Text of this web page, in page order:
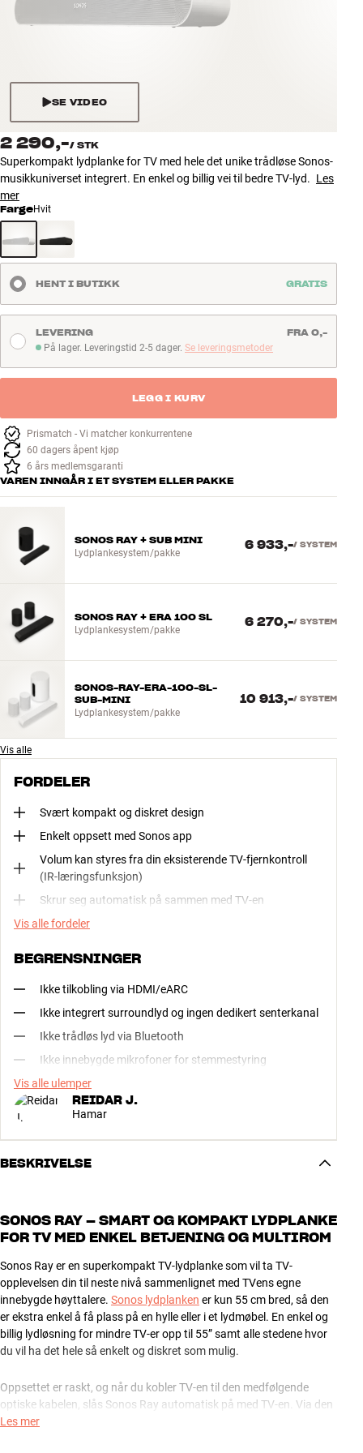
MERKER
NYHETER
TILBUD
Finn Butikk
Kundeservice
Logg inn
Bygg med lyd
SE VIDEO
2 290,-/ STK
Superkompakt lydplanke for TV med hele det unike trådløse Sonos-
musikkuniverset integrert. En enkel og billig vei til bedre TV-lyd. Les
mer
FargeHvit
HENT I BUTIKK GRATIS
På lager. Leveringstid 2-5 dager
På lager. Leveringstid 2-5 dager. Se leveringsmetoder
LEVERING FRA 0,-
LEGG I KURV
Prismatch - Vi matcher konkurrentene
60 dagers åpent kjøp
6 års medlemsgaranti
VAREN INNGÅR I ET SYSTEM ELLER PAKKE
SONOS RAY + SUB MINI
Lydplankesystem/pakke
6 933,-/ SYSTEM
SONOS RAY + ERA 100 SL
Lydplankesystem/pakke
6 270,-/ SYSTEM
SONOS-RAY-ERA-100-SL-
SUB-MINI
Lydplankesystem/pakke
10 913,-/ SYSTEM
Vis alle
FORDELER
Svært kompakt og diskret design
Enkelt oppsett med Sonos app
Volum kan styres fra din eksisterende TV-fjernkontroll
(IR-læringsfunksjon)
Skrur seg automatisk på sammen med TV-en
Vis alle fordeler
BEGRENSNINGER
Ikke tilkobling via HDMI/eARC
Ikke integrert surroundlyd og ingen dedikert senterkanal
Ikke trådløs lyd via Bluetooth
Ikke innebygde mikrofoner for stemmestyring
Vis alle ulemper
REIDAR J.
Hamar
BESKRIVELSE
SONOS RAY – SMART OG KOMPAKT LYDPLANKE
FOR TV MED ENKEL BETJENING OG MULTIROM
Sonos Ray er en superkompakt TV-lydplanke som vil ta TV-
opplevelsen din til neste nivå sammenlignet med TVens egne
innebygde høyttalere. Sonos lydplanken er kun 55 cm bred, så den
er ekstra enkel å få plass på en hylle eller i et lydmøbel. En enkel og
billig lydløsning for mindre TV-er opp til 55” samt alle stedene hvor
du vil ha det hele så enkelt og diskret som mulig.
Oppsettet er raskt, og når du kobler TV-en til den medfølgende
optiske kabelen, slås Sonos Ray automatisk på med TV-en. Via den
innebygde IR-læringsfunksjonen kan du styre volumet med din
Les mer